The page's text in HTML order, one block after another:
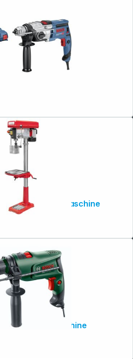
Holzmann SB2516H 230V Ständerbohrmaschine
Bosch EasyImpact 600 Schlagbohrmaschine